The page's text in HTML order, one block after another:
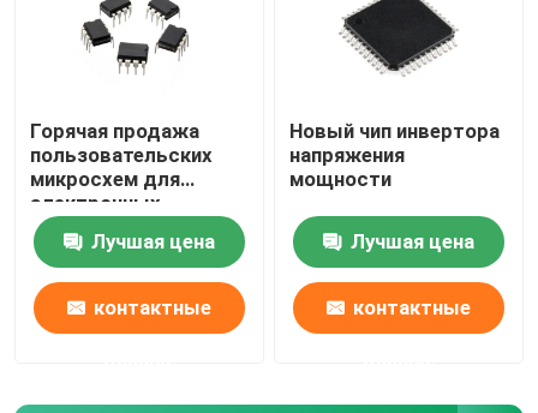
Собрание PCB
Видеочип HDMI
Аудио микросхема
Обломок IC усилителя
Горячая продажа
пользовательских
микросхем для
электронных
компонентов
Лучшая цена
контактные
Новый чип инвертора
напряжения
мощности
Лучшая цена
контактные